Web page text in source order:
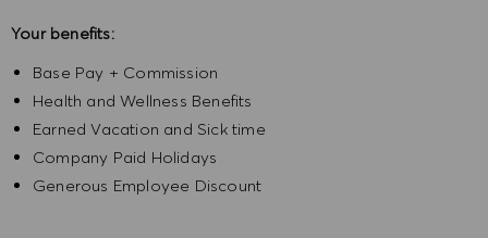
Your benefits:
Base Pay + Commission
Health and Wellness Benefits
Earned Vacation and Sick time
Company Paid Holidays
Generous Employee Discount